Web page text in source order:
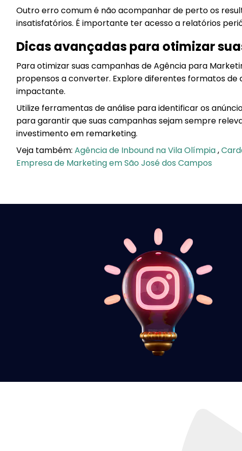
Outro erro comum é não acompanhar de perto os
insatisfatórios. É importante ter acesso a relatórios
Dicas avançadas para otimizar
Para otimizar suas campanhas de Agência para
propensos a converter. Explore diferentes formatos
impactante.
Utilize ferramentas de análise para identificar os
para garantir que suas campanhas sejam sempre
investimento em remarketing.
Veja também: Agência de Inbound na Vila Olímpia,
Empresa de Marketing em São José dos Campos